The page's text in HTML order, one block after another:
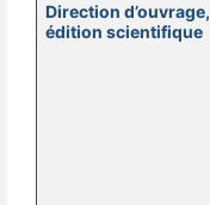
Direction d’ouvrage,
édition scientifique